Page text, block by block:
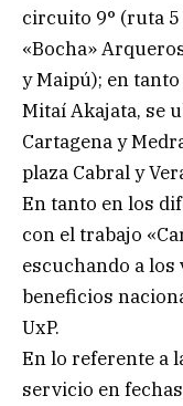
circuito 9° (ruta
«Bocha»
y Maipú); en
Mitaí Akajata, se
Cartagena y
plaza Cabral y
En tanto en los
con el trabajo
escuchando a
beneficios
UxP.
En lo referente a
servicio en